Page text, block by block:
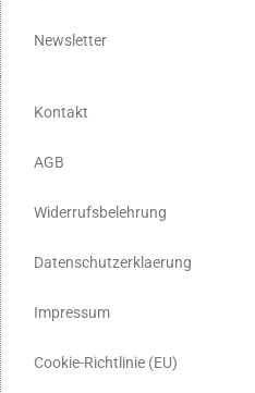
Newsletter
Kontakt
AGB
Widerrufsbelehrung
Datenschutzerklaerung
Impressum
Cookie-Richtlinie (EU)